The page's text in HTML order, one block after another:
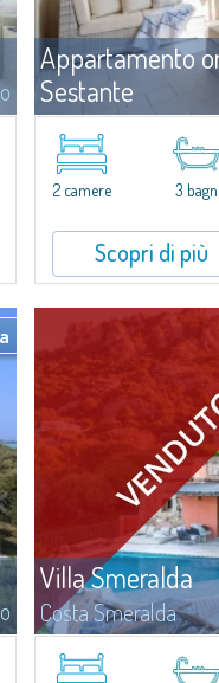
Appartamento
Sestante
Porto Cervo
​Esclusivo appartamento
Marina di Porto
complesso residenziale
2 camere 3 bagni
Scopri di più
Villa Smeralda
Costa Smeralda
Villa Smeralda, a firma del
si affaccia in posizione